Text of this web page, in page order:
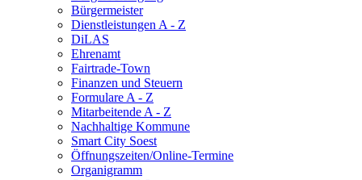
Bürgermeister
Dienstleistungen A - Z
DiLAS
Ehrenamt
Fairtrade-Town
Finanzen und Steuern
Formulare A - Z
Mitarbeitende A - Z
Nachhaltige Kommune
Smart City Soest
Öffnungszeiten/Online-Termine
Organigramm